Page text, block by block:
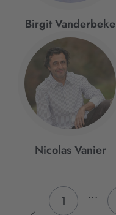
Birgit Vanderbeke
Nicolas Vanier
1 ...